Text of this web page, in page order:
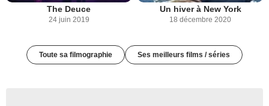
The Deuce
24 juin 2019
Un hiver à New York
18 décembre 2020
Toute sa filmographie Ses meilleurs films / séries